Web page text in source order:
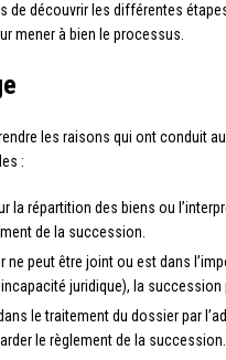
découvrir les différentes
mener à bien le processus.
les raisons qui ont conduit
:
la répartition des biens ou
de la succession.
ne peut être joint ou est dans
juridique), la succession
le traitement du dossier par
le règlement de la succession.